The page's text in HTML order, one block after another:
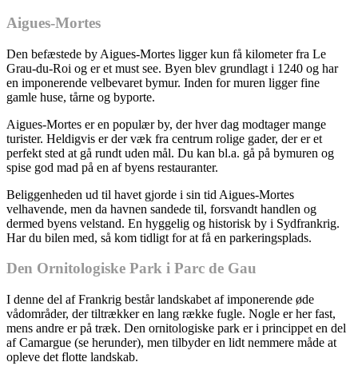
Aigues-Mortes
Den befæstede by Aigues-Mortes ligger kun få kilometer fra Le
Grau-du-Roi og er et must see. Byen blev grundlagt i 1240 og har
en imponerende velbevaret bymur. Inden for muren ligger fine
gamle huse, tårne og byporte.
Aigues-Mortes er en populær by, der hver dag modtager mange
turister. Heldigvis er der væk fra centrum rolige gader, der er et
perfekt sted at gå rundt uden mål. Du kan bl.a. gå på bymuren og
spise god mad på en af byens restauranter.
Beliggenheden ud til havet gjorde i sin tid Aigues-Mortes
velhavende, men da havnen sandede til, forsvandt handlen og
dermed byens velstand. En hyggelig og historisk by i Sydfrankrig.
Har du bilen med, så kom tidligt for at få en parkeringsplads.
Den Ornitologiske Park i Parc de Gau
I denne del af Frankrig består landskabet af imponerende øde
vådområder, der tiltrækker en lang række fugle. Nogle er her fast,
mens andre er på træk. Den ornitologiske park er i princippet en del
af Camargue (se herunder), men tilbyder en lidt nemmere måde at
opleve det flotte landskab.